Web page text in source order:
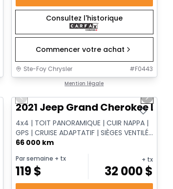
Consultez l'historique
Commencer votre achat
Ste-Foy Chrysler #F0443
Mention légale
slide
Très bonne offre
Previous slide Next
2021 Jeep Grand Cherokee
4x4 | TOIT PANORAMIQUE | CUIR NAPPA |
GPS | CRUISE ADAPTATIF | SIÈGES VENTILÉS
| HAYON ÉLECTRIQUE
66 000 km
Par semaine + tx
119$
+ tx
32 000$